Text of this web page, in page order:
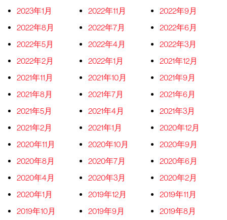
2023年1月
2022年11月
2022年9月
2022年8月
2022年7月
2022年6月
2022年5月
2022年4月
2022年3月
2022年2月
2022年1月
2021年12月
2021年11月
2021年10月
2021年9月
2021年8月
2021年7月
2021年6月
2021年5月
2021年4月
2021年3月
2021年2月
2021年1月
2020年12月
2020年11月
2020年10月
2020年9月
2020年8月
2020年7月
2020年6月
2020年4月
2020年3月
2020年2月
2020年1月
2019年12月
2019年11月
2019年10月
2019年9月
2019年8月